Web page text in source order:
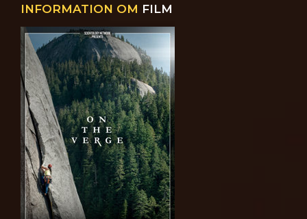
INFORMATION OM FILM